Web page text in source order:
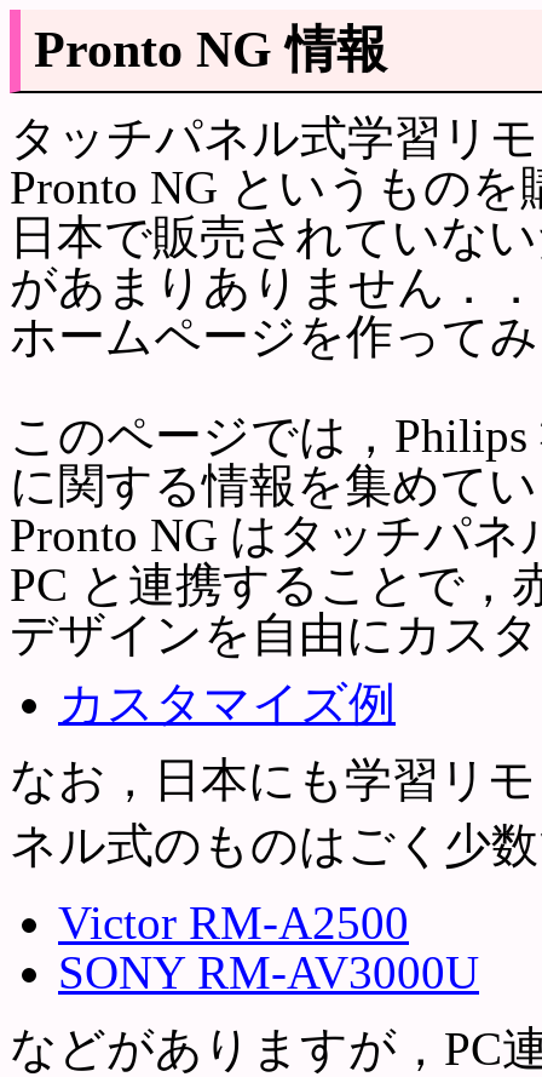
Pronto NG 情報
タッチパネル式学習リ
Pronto NG というもの
日本で販売されていな
があまりありません．
ホームページを作って
このページでは，
に関する情報を集めて
Pronto NG はタッチパ
PC と連携することで，
デザインを自由にカス
カスタマイズ例
なお，日本にも学習リ
ネル式のものはごく少
Victor RM-A2500
SONY RM-AV3000U
などがありますが，PC